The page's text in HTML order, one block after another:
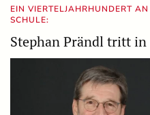
EIN VIERTELJAHRHUNDERT
SCHULE:
Stephan Prändl tritt in